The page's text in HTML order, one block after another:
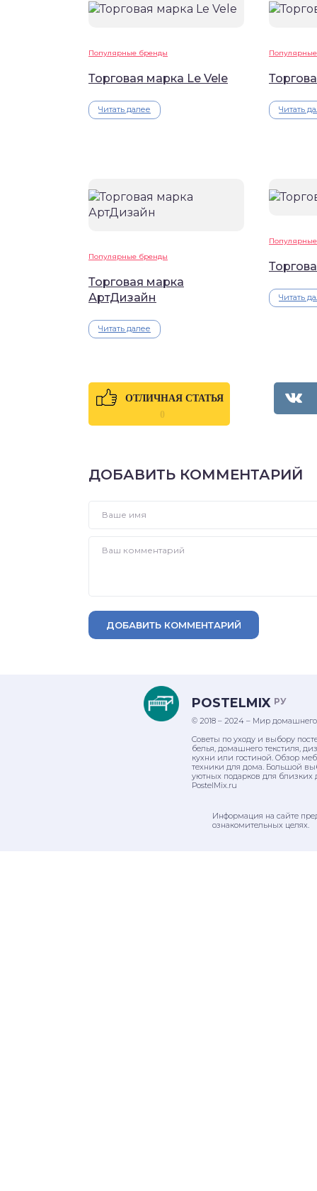
Популярные бренды
Торговая марка Le Vele
Читать далее Читать
Популярные бренды
Торговая марка
АртДизайн
Читать далее
Читать
ОТЛИЧНАЯ СТАТЬЯ
0
ДОБАВИТЬ КОММЕНТАРИЙ
ДОБАВИТЬ КОММЕНТАРИЙ
POSTELMIX РУ
© 2018 – 2024 – Мир
Советы по уходу и выбору
белья, домашнего текстиля,
кухни или гостиной. Обзор
техники для дома. Большой
уютных подарков для близких
PostelMix.ru
Информация на сайте
ознакомительных целях.